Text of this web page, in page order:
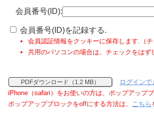
会員番号(ID):
会員番号(ID)を記録する.
会員認証情報をクッキーに保存します.（
共用のパソコンの場合は、チェックをはず
PDFダウンロード（1.2 MB）
ログイン
iPhone（safari）をお使いの方は、ポップアップ
ポップアップブロックをoffにする方法は、 こちら